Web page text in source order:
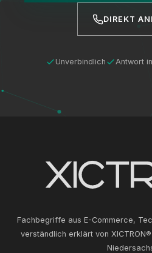
DIREKT
Unverbindlich Antwort
Fachbegriffe aus E-Commerce,
verständlich erklärt von